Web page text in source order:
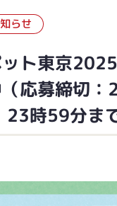
らせ
ト東京
応募締切
時59分ま